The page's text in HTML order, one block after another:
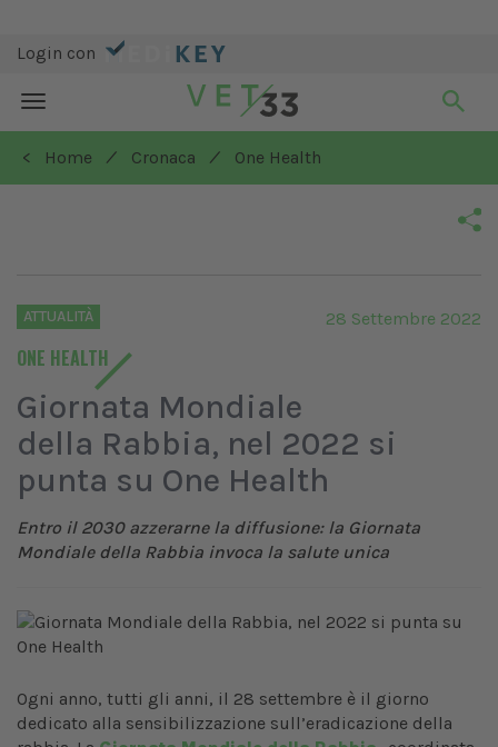
Login con
Toggle
navigation
< Home
/ Cronaca / One Health
ATTUALITÀ
ONE HEALTH
28 Settembre 2022
Giornata Mondiale
della Rabbia, nel 2022 si
punta su One Health
Entro il 2030 azzerarne la diffusione: la Giornata
Mondiale della Rabbia invoca la salute unica
Ogni anno, tutti gli anni, il 28 settembre è il giorno
dedicato alla sensibilizzazione sull’eradicazione della